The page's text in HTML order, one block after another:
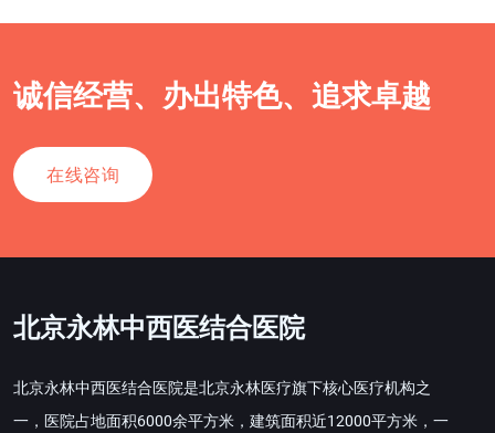
诚信经营、办出特色、追求卓越
在线咨询
北京永林中西医结合医院
北京永林中西医结合医院是北京永林医疗旗下核心医疗机构之
一，医院占地面积6000余平方米，建筑面积近12000平方米，一